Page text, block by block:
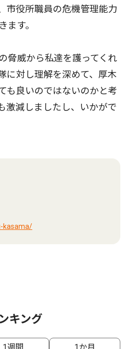
市役所職員の危機管理能力
ます。
脅威から私達を護ってくれ
に対し理解を深めて、厚木
も良いのではないのかと考
激減しましたし、いかがで
kasama/
キング